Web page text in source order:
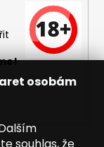
osobám